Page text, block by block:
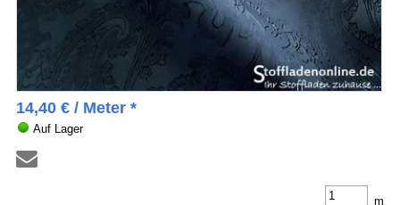
14,40 €/ Meter *
Auf Lager
m